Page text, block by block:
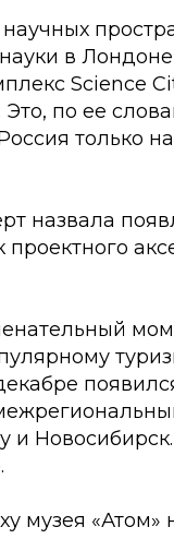
в
Science
Это, по ее
только
назвала
музея «Атом»